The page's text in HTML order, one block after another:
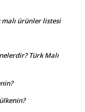
ürünler listesi
Türk Malı